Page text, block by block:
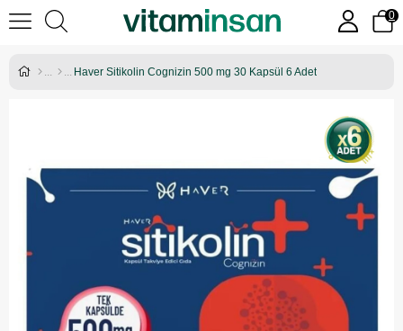
0
Haver Sitikolin Cognizin 500 mg 30 Kapsül 6 Adet